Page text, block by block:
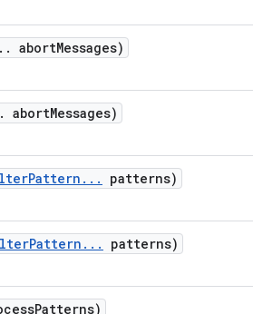
. . abortMessages)
. abortMessages)
Pattern . . . patterns)
Pattern . . . patterns)
Patterns)